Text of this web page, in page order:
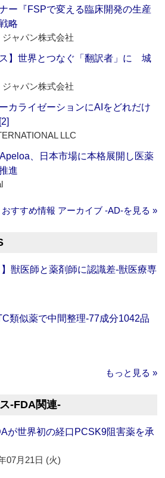
ー『FSPで変える臨床開発の生産
略
ャパン株式会社
ス】世界とつなぐ「翻訳者」に 城
ャパン株式会社
カライゼーションにAIをどれだけ
LLC
、日本市場に本格展開し医薬
進
おすすめ情報 アーカイブ ‐AD‐を見る »
】獣医師と薬剤師に認識差‐獣医療専
類似薬で中間整理‐77成分1042品
もっと見る »
‐FDA関連‐
が世界初の経口PCSK9阻害薬を承
07月21日 (火)